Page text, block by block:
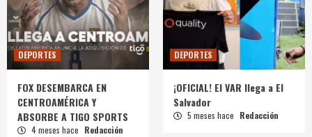
DEPORTES
FOX DESEMBARCA EN
CENTROAMÉRICA Y
ABSORBE A TIGO SPORTS
4 meses hace Redacción
DEPORTES
¡OFICIAL! El VAR llega a El
Salvador
5 meses hace Redacción